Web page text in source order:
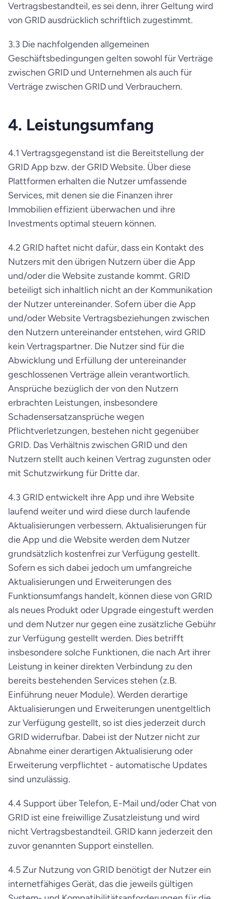
Vertragsbestandteil, es sei denn, ihrer Geltung wird
von GRID ausdrücklich schriftlich zugestimmt.
3.3 Die nachfolgenden allgemeinen
Geschäftsbedingungen gelten sowohl für Verträge
zwischen GRID und Unternehmen als auch für
Verträge zwischen GRID und Verbrauchern.
4. Leistungsumfang
4.1 Vertragsgegenstand ist die Bereitstellung der
GRID App bzw. der GRID Website. Über diese
Plattformen erhalten die Nutzer umfassende
Services, mit denen sie die Finanzen ihrer
Immobilien effizient überwachen und ihre
Investments optimal steuern können.
4.2 GRID haftet nicht dafür, dass ein Kontakt des
Nutzers mit den übrigen Nutzern über die App
und/oder die Website zustande kommt. GRID
beteiligt sich inhaltlich nicht an der Kommunikation
der Nutzer untereinander. Sofern über die App
und/oder Website Vertragsbeziehungen zwischen
den Nutzern untereinander entstehen, wird GRID
kein Vertragspartner. Die Nutzer sind für die
Abwicklung und Erfüllung der untereinander
geschlossenen Verträge allein verantwortlich.
Ansprüche bezüglich der von den Nutzern
erbrachten Leistungen, insbesondere
Schadensersatzansprüche wegen
Pflichtverletzungen, bestehen nicht gegenüber
GRID. Das Verhältnis zwischen GRID und den
Nutzern stellt auch keinen Vertrag zugunsten oder
mit Schutzwirkung für Dritte dar.
4.3 GRID entwickelt ihre App und ihre Website
laufend weiter und wird diese durch laufende
Aktualisierungen verbessern. Aktualisierungen für
die App und die Website werden dem Nutzer
grundsätzlich kostenfrei zur Verfügung gestellt.
Sofern es sich dabei jedoch um umfangreiche
Aktualisierungen und Erweiterungen des
Funktionsumfangs handelt, können diese von GRID
als neues Produkt oder Upgrade eingestuft werden
und dem Nutzer nur gegen eine zusätzliche Gebühr
zur Verfügung gestellt werden. Dies betrifft
insbesondere solche Funktionen, die nach Art ihrer
Leistung in keiner direkten Verbindung zu den
bereits bestehenden Services stehen (z.B.
Einführung neuer Module). Werden derartige
Aktualisierungen und Erweiterungen unentgeltlich
zur Verfügung gestellt, so ist dies jederzeit durch
GRID widerrufbar. Dabei ist der Nutzer nicht zur
Abnahme einer derartigen Aktualisierung oder
Erweiterung verpflichtet - automatische Updates
sind unzulässig.
4.4 Support über Telefon, E-Mail und/oder Chat von
GRID ist eine freiwillige Zusatzleistung und wird
nicht Vertragsbestandteil. GRID kann jederzeit den
zuvor genannten Support einstellen.
4.5 Zur Nutzung von GRID benötigt der Nutzer ein
internetfähiges Gerät, das die jeweils gültigen